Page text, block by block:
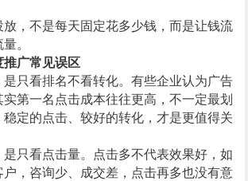
不是每天固定花多少钱，而是让钱流
。
广常见误区
看排名不看转化。有些企业认为广告
第一名点击成本往往更高，不一定最划
定的点击、较好的转化，才是更值得关
看点击量。点击多不代表效果好，如
，咨询少、成交差，点击再多也没有意